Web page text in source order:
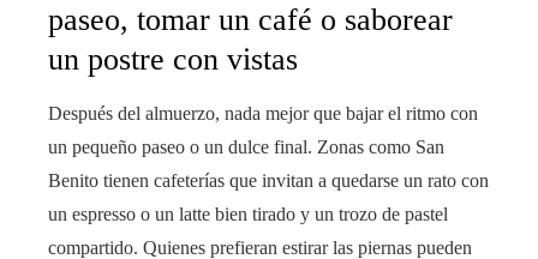
paseo, tomar un café o saborear
un postre con vistas
Después del almuerzo, nada mejor que bajar el ritmo con
un pequeño paseo o un dulce final. Zonas como San
Benito tienen cafeterías que invitan a quedarse un rato con
un espresso o un latte bien tirado y un trozo de pastel
compartido. Quienes prefieran estirar las piernas pueden